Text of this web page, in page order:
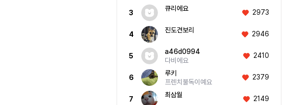
3
큐리에요 2973
4
진도견보리 2946
5
a46d0994
다비에요
2410
6
루키
프렌치불독이예요
2379
7
최삼월 2149